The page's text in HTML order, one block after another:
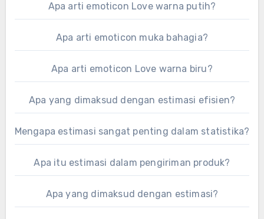
Apa arti emoticon Love warna putih?
Apa arti emoticon muka bahagia?
Apa arti emoticon Love warna biru?
Apa yang dimaksud dengan estimasi efisien?
Mengapa estimasi sangat penting dalam statistika?
Apa itu estimasi dalam pengiriman produk?
Apa yang dimaksud dengan estimasi?